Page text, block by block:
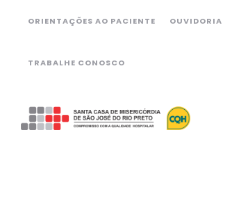
ORIENTAÇÕES AO PACIENTE OUVIDORIA
TRABALHE CONOSCO